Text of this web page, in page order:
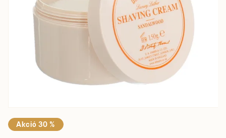
Akció 30 %